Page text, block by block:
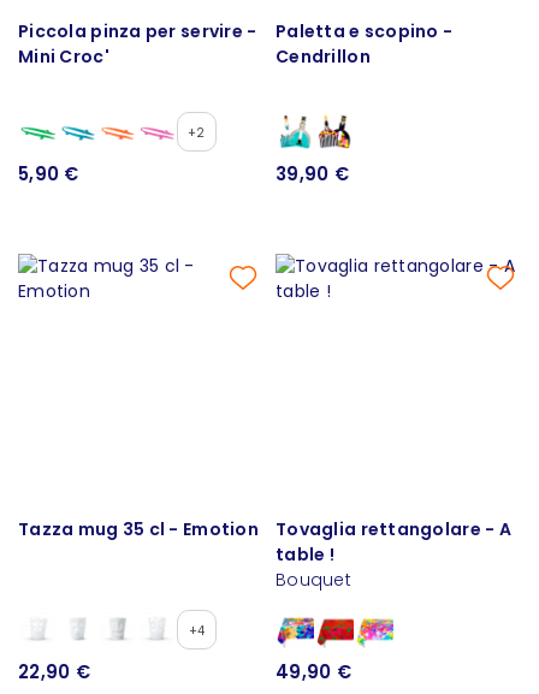
Piccola pinza per servire -
Mini Croc'
+2
5,90 €
Paletta e scopino -
Cendrillon
39,90 €
Tazza mug 35 cl - Emotion
+4
22,90 €
Tovaglia rettangolare - A
table !
Bouquet
49,90 €